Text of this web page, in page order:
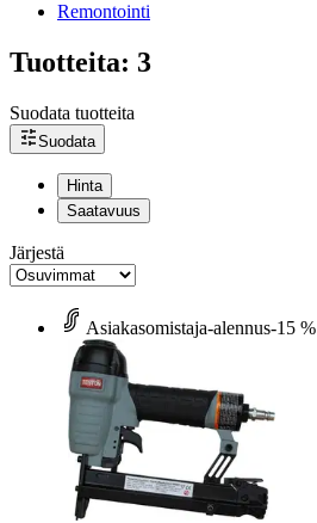
Remontointi
Tuotteita: 3
Suodata tuotteita
Suodata
Hinta
Saatavuus
Järjestä
Asiakasomistaja-alennus-15 %